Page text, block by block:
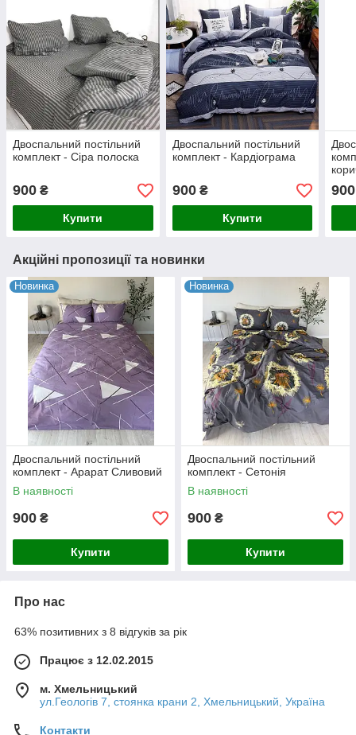
Двоспальний постільний
комплект - Сіра полоска
900 ₴
Купити
Двоспальний постільний
комплект - Кардіограма
900₴
Купити
900
Акційні пропозиції та новинки
Новинка
Двоспальний постільний
комплект - Арарат Сливовий
В наявності
900 ₴
Купити
Новинка
Двоспальний постільний
комплект - Сетонія
В наявності
900 ₴
Купити
Про нас
63% позитивних з 8 відгуків за рік
Працює з 12.02.2015
м. Хмельницький
ул.Геологів 7, стоянка крани 2, Хмельницький, Україна
Контакти